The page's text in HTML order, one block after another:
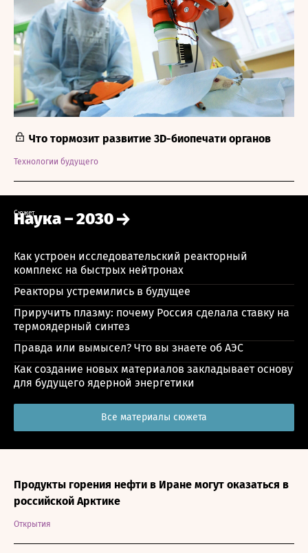
Технологии будущего
Что тормозит развитие 3D-биопечати органов
Сюжет
Наука – 2030
Как устроен исследовательский реакторный
комплекс на быстрых нейтронах
Реакторы устремились в будущее
Приручить плазму: почему Россия сделала ставку на
термоядерный синтез
Правда или вымысел? Что вы знаете об АЭС
Как создание новых материалов закладывает основу
для будущего ядерной энергетики
Все материалы сюжета
Открытия
Продукты горения нефти в Иране могут оказаться в
российской Арктике